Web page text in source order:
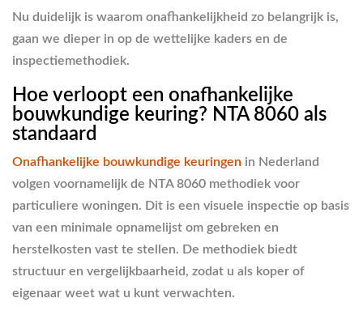
Nu duidelijk is waarom onafhankelijkheid zo belangrijk is,
gaan we dieper in op de wettelijke kaders en de
inspectiemethodiek.
Hoe verloopt een onafhankelijke
bouwkundige keuring? NTA 8060 als
standaard
Onafhankelijke bouwkundige keuringen in Nederland
volgen voornamelijk de NTA 8060 methodiek voor
particuliere woningen. Dit is een visuele inspectie op basis
van een minimale opnamelijst om gebreken en
herstelkosten vast te stellen. De methodiek biedt
structuur en vergelijkbaarheid, zodat u als koper of
eigenaar weet wat u kunt verwachten.